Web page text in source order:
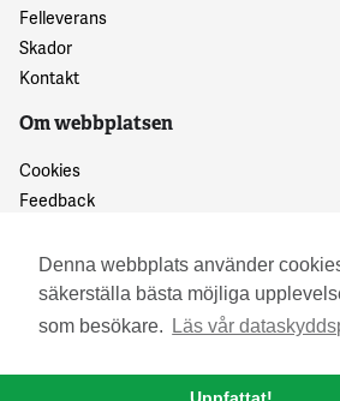
Denna webbplats använder
säkerställa bästa möjliga
som besökare.
Läs vår
Felleverans
Skador
Kontakt
Om webbplatsen
Cookies
Feedback